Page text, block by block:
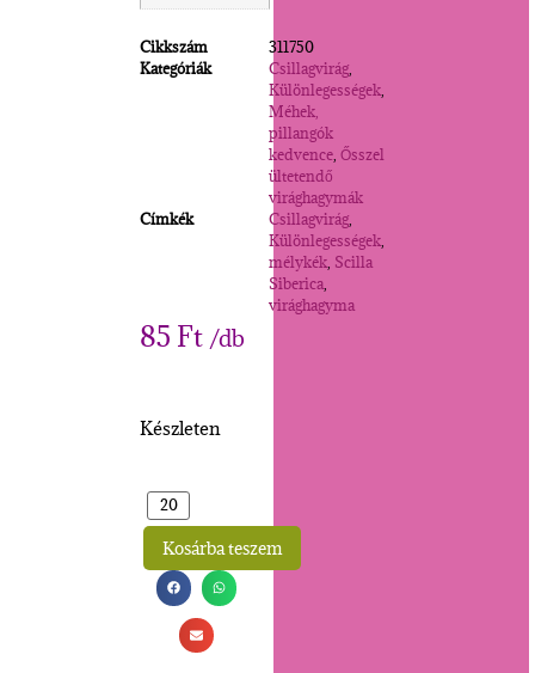
Cikkszám
311750
Kategóriák
Csillagvirág,
Különlegességek,
Méhek,
pillangók
kedvence,Ősszel
ültetendő
virághagymák
Címkék
Csillagvirág,
Különlegességek,
mélykék, Scilla
Siberica,
virághagyma
85 Ft /db
Készleten
Kosárba teszem
Alternative: